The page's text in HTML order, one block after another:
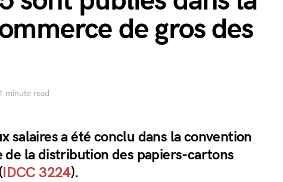
de gros des
minute read
salaires a été conclu dans la convention
de la distribution des papiers-cartons
IDCC 3224).